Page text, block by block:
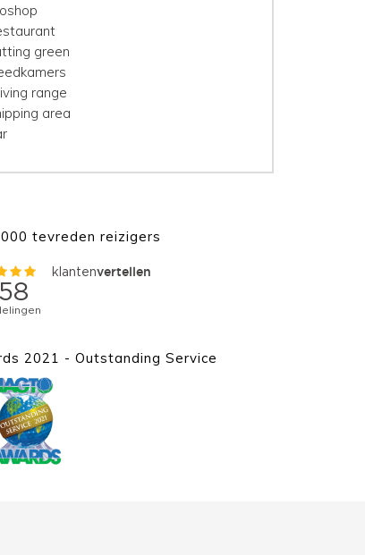
green
range
area
tevreden reizigers
2021 - Outstanding Service